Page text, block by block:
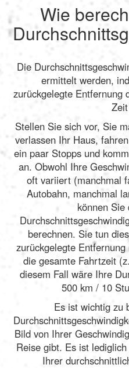
Wie
Die
ermittelt werden,
zurückgelegte Entfernung
Stellen Sie sich vor, Sie
verlassen Ihr Haus,
ein paar Stopps und
an. Obwohl Ihre
oft variiert (manchmal
Autobahn, manchmal
können Sie
berechnen. Sie tun
zurückgelegte
die gesamte Fahrtzeit
diesem Fall wäre Ihre
500 km / 10
Es ist wichtig zu
Bild von Ihrer
Reise gibt. Es ist
Ihrer